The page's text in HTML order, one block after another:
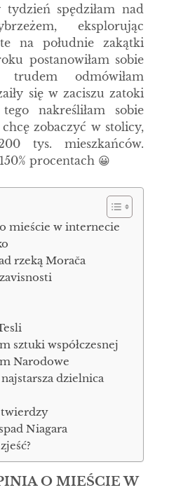
tydzień spędziłam nad
eksplorując
na południe zakątki
postanowiłam sobie
odmówiłam
się w zaciszu zatoki
nakreśliłam sobie
chcę zobaczyć w stolicy,
tys. mieszkańców.
procentach 😀
mieście w internecie
rzeką Morača
sztuki współczesnej
Narodowe
dzielnica
twierdzy
Niagara
O MIEŚCIE W